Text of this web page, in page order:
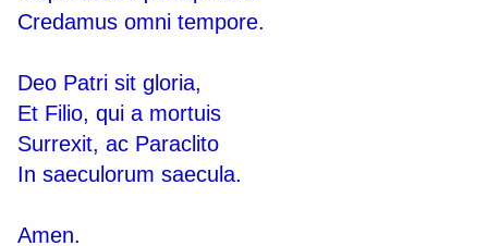
Credamus omni tempore.
Deo Patri sit gloria,
Et Filio, qui a mortuis
Surrexit, ac Paraclito
In saeculorum saecula.
Amen.